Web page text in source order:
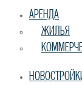
АРЕНДА
ЖИЛЬЯ